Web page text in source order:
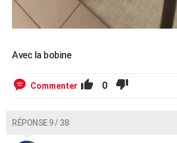
Avec la bobine
Commenter 0
RÉPONSE 9 / 38